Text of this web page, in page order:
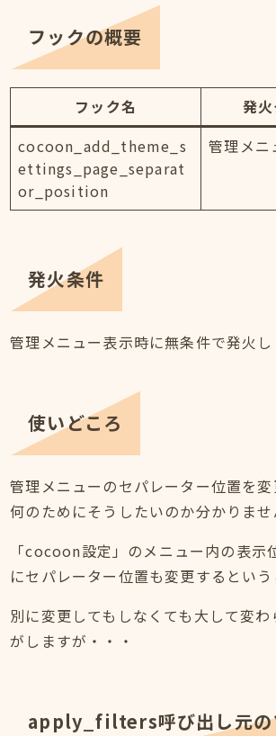
フックの概要
フック名
発
cocoon_add_theme_s
ettings_page_separat
or_position
管理メニ
発火条件
管理メニュー表示時に無条件で発火し
使いどころ
管理メニューのセパレーター位置を変
何のためにそうしたいのか分かりませ
「cocoon設定」のメニュー内の表示
にセパレーター位置も変更するという
別に変更してもしなくても大して変
がしますが・・・
apply_filters呼び出し元の